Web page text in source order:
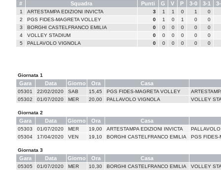
# Squadra Punti G V P 3-0 3-1
1 ARTESTAMPA EDIZIONI INVICTA 3 1 1 0 1 0
2
PGS FIDES-MAGRETA VOLLEY 0 1 0 1 0 0
3
BORGHI CASTELFRANCO EMILIA 0 0 0 0 0 0
4
VOLLEY STADIUM 0 0 0 0 0 0
5
PALLAVOLO VIGNOLA 0 0 0 0 0 0
Giornata 1
Gara Data Giorno Ora Casa
05301 22/02/2020 SAB 15,45 PGS FIDES-MAGRETA VOLLEY
05302
01/07/2020 MER 20,00 PALLAVOLO VIGNOLA VOLLEY
Giornata 2
Gara Data Giorno Ora Casa
05303 01/07/2020 MER 19,00 ARTESTAMPA EDIZIONI INVICTA
05304
17/04/2020 VEN 19,10 BORGHI CASTELFRANCO EMILIA PGS FIDES-
Giornata 3
Gara Data Giorno Ora Casa
05305 01/07/2020 MER 10,30 BORGHI CASTELFRANCO EMILIA
VOLLEY